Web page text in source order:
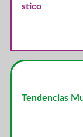
stico
Tendencias